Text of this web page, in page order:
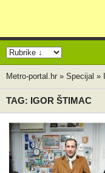
Metro-portal.hr » Specijal »
TAG: IGOR ŠTIMAC